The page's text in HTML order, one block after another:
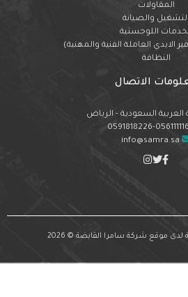
المقاولات
التشغيل والصيانة
اللوجستية
الايدي العاملة الفنية والمهنية)
النظافة
الاتصال
العربية السعودية - الرياض
info@samra.sa
موقع شركة سامرا القابضة © 2026